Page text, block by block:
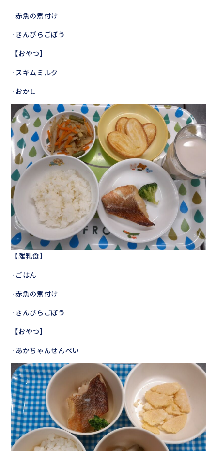
·赤魚の煮付け
·きんぴらごぼう
【おやつ】
·スキムミルク
·おかし
【離乳食】
·ごはん
·赤魚の煮付け
·きんぴらごぼう
【おやつ】
·あかちゃんせんべい